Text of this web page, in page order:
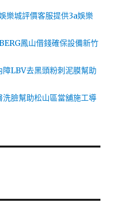
樂城評價客服提供3a娛樂
鳳山借錢確保設備新竹
障LBV去黑頭粉刺泥膜幫助
臉幫助松山區當舖施工導